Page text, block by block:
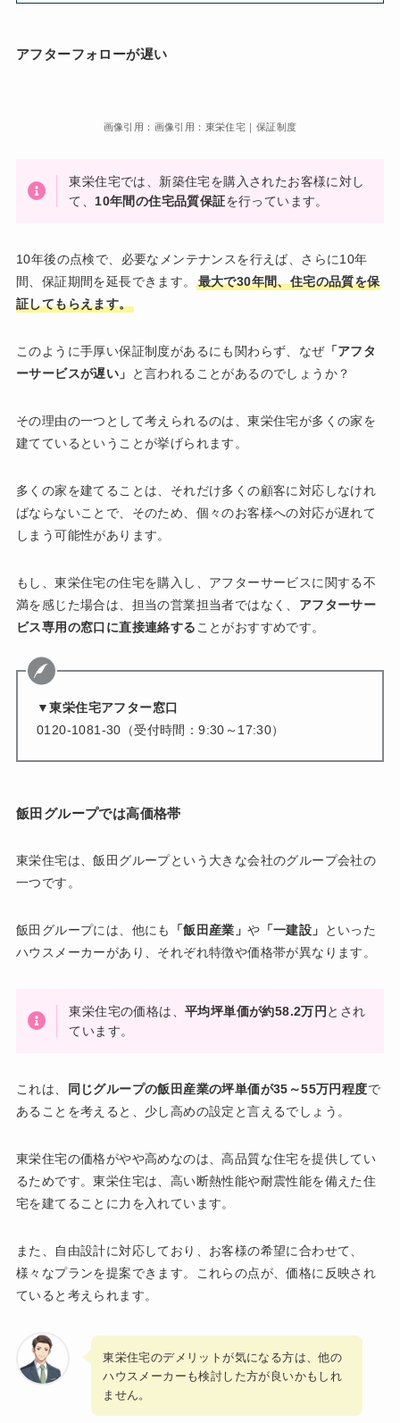
アフターフォローが遅い
画像引用：画像引用：東栄住宅｜保証制度
東栄住宅では、新築住宅を購入されたお客様に対し
て、10年間の住宅品質保証を行っています。
10年後の点検で、必要なメンテナンスを行えば、さらに10年
間、保証期間を延長できます。
最大で30年間、住宅の品質を保
証してもらえます。
このように手厚い保証制度があるにも関わらず、なぜ「アフタ
ーサービスが遅い」
と言われることがあるのでしょうか？
その理由の一つとして考えられるのは、東栄住宅が多くの家を
建てているということが挙げられます。
多くの家を建てることは、それだけ多くの顧客に対応しなけれ
ばならないことで、そのため、個々のお客様への対応が遅れて
しまう可能性があります。
もし、東栄住宅の住宅を購入し、アフターサービスに関する不
満を感じた場合は、担当の営業担当者ではなく、 アフターサー
ビス専用の窓口に直接連絡することがおすすめです。
▼東栄住宅アフター窓口
0120-1081-30（受付時間：9:30～17:30）
飯田グループでは高価格帯
東栄住宅は、飯田グループという大きな会社のグループ会社の
一つです。
飯田グループには、他にも 「飯田産業」や 「一建設」
といった
ハウスメーカーがあり、それぞれ特徴や価格帯が異なります。
東栄住宅の価格は、平均坪単価が約58.2万円 とされ
ています。
これは、 同じグループの飯田産業の坪単価が35～55万円程度で
あることを考えると、少し高めの設定と言えるでしょう。
東栄住宅の価格がやや高めなのは、高品質な住宅を提供してい
るためです。東栄住宅は、高い断熱性能や耐震性能を備えた住
宅を建てることに力を入れています。
また、自由設計に対応しており、お客様の希望に合わせて、
様々なプランを提案できます。これらの点が、価格に反映され
ていると考えられます。
東栄住宅のデメリットが気になる方は、他の
ハウスメーカーも検討した方が良いかもしれ
ません。